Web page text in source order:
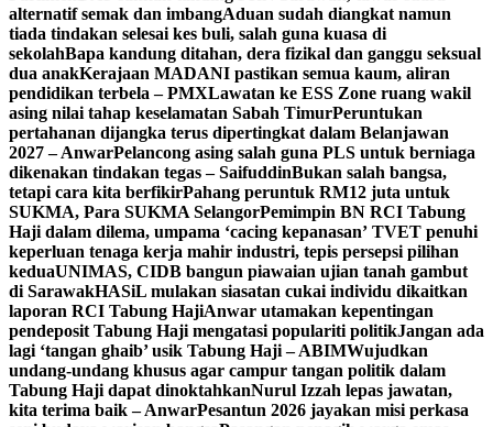
alternatif semak dan imbangAduan sudah diangkat namun
tiada tindakan selesai kes buli, salah guna kuasa di
sekolahBapa kandung ditahan, dera fizikal dan ganggu seksual
dua anakKerajaan MADANI pastikan semua kaum, aliran
pendidikan terbela – PMXLawatan ke ESS Zone ruang wakil
asing nilai tahap keselamatan Sabah TimurPeruntukan
pertahanan dijangka terus dipertingkat dalam Belanjawan
2027 – AnwarPelancong asing salah guna PLS untuk berniaga
dikenakan tindakan tegas – SaifuddinBukan salah bangsa,
tetapi cara kita berfikirPahang peruntuk RM12 juta untuk
SUKMA, Para SUKMA SelangorPemimpin BN RCI Tabung
Haji dalam dilema, umpama ‘cacing kepanasan’ TVET penuhi
keperluan tenaga kerja mahir industri, tepis persepsi pilihan
keduaUNIMAS, CIDB bangun piawaian ujian tanah gambut
di SarawakHASiL mulakan siasatan cukai individu dikaitkan
laporan RCI Tabung HajiAnwar utamakan kepentingan
pendeposit Tabung Haji mengatasi populariti politikJangan ada
lagi ‘tangan ghaib’ usik Tabung Haji – ABIMWujudkan
undang-undang khusus agar campur tangan politik dalam
Tabung Haji dapat dinoktahkanNurul Izzah lepas jawatan,
kita terima baik – AnwarPesantun 2026 jayakan misi perkasa